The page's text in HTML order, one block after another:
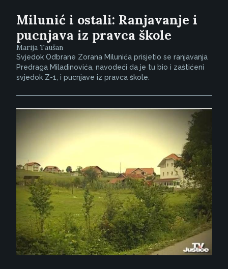
Milunić i ostali: Ranjavanje i
pucnjava iz pravca škole
Marija Taušan
Svjedok Odbrane Zorana Milunića prisjetio se ranjavanja
Predraga Miladinovića, navodeći da je tu bio i zaštićeni
svjedok Z-1, i pucnjave iz pravca škole.